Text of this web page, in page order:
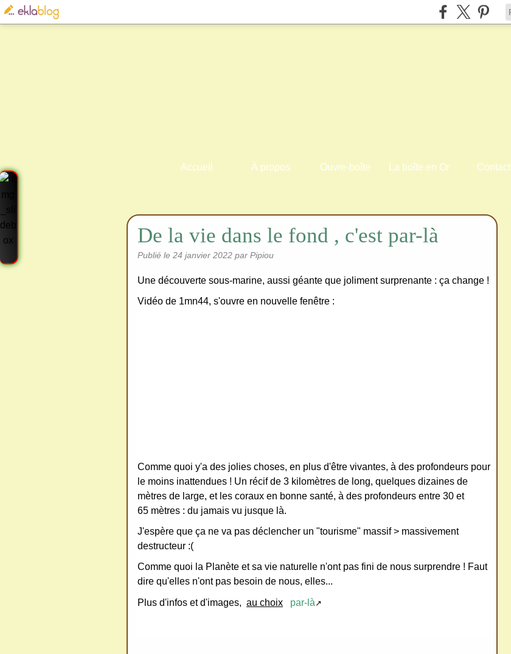
Accueil À propos Ouvre-boîte La boîte en Or Contact
De la vie dans le fond , c'est par-là
Publié le 24 janvier 2022 par Pipiou
Une découverte sous-marine, aussi géante que joliment surprenante : ça change !
Vidéo de 1mn44, s'ouvre en nouvelle fenêtre :
Comme quoi y'a des jolies choses, en plus d'être vivantes, à des profondeurs pour
le moins inattendues ! Un récif de 3 kilomètres de long, quelques dizaines de
mètres de large, et les coraux en bonne santé, à des profondeurs entre 30 et
65 mètres : du jamais vu jusque là.
J'espère que ça ne va pas déclencher un "tourisme" massif > massivement
destructeur :(
Comme quoi la Planète et sa vie naturelle n'ont pas fini de nous surprendre ! Faut
dire qu'elles n'ont pas besoin de nous, elles...
Plus d'infos et d'images, au choix par-là ↗